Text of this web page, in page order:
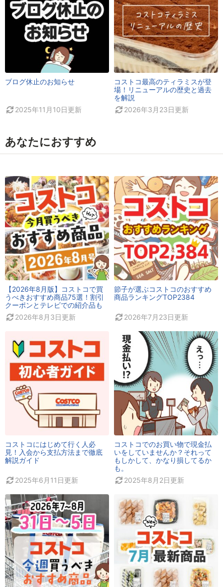
ブログ休止のお知らせ
2025年11月10日更新
コストコ最高のティラミスが登
場！リニューアルの歴史と過去
を解説
2026年3月23日更新
あなたにおすすめ
【2026年8月版】コストコで買
うべきおすすめ商品75選！割引
クーポンとテレビでの紹介品も
2026年8月3日更新
節子が選ぶコストコのおすすめ
商品ランキングTOP2384
2026年7月23日更新
コストコにはじめて行く人必
見！入会から支払方法まで徹底
解説ガイド
2025年6月11日更新
コストコでのお買い物で現金払
いをしていませんか？それって
もしかして、かなり損してるか
も。
2025年8月2日更新